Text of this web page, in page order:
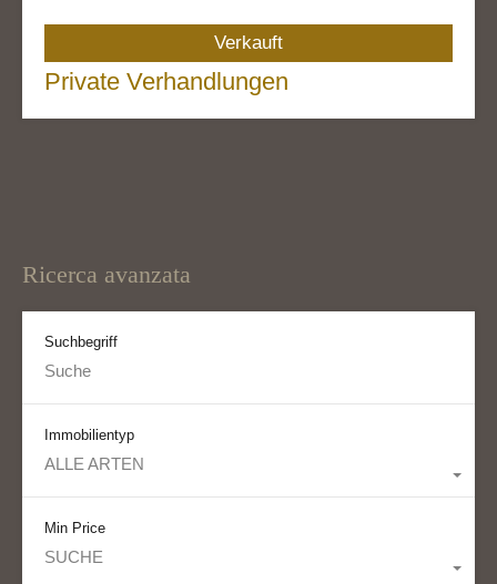
Verkauft
Private Verhandlungen
Ricerca avanzata
Suchbegriff
Immobilientyp
ALLE ARTEN
Min Price
SUCHE